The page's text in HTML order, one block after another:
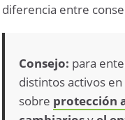
diferencia entre
Consejo: para
distintos activos
sobre protección